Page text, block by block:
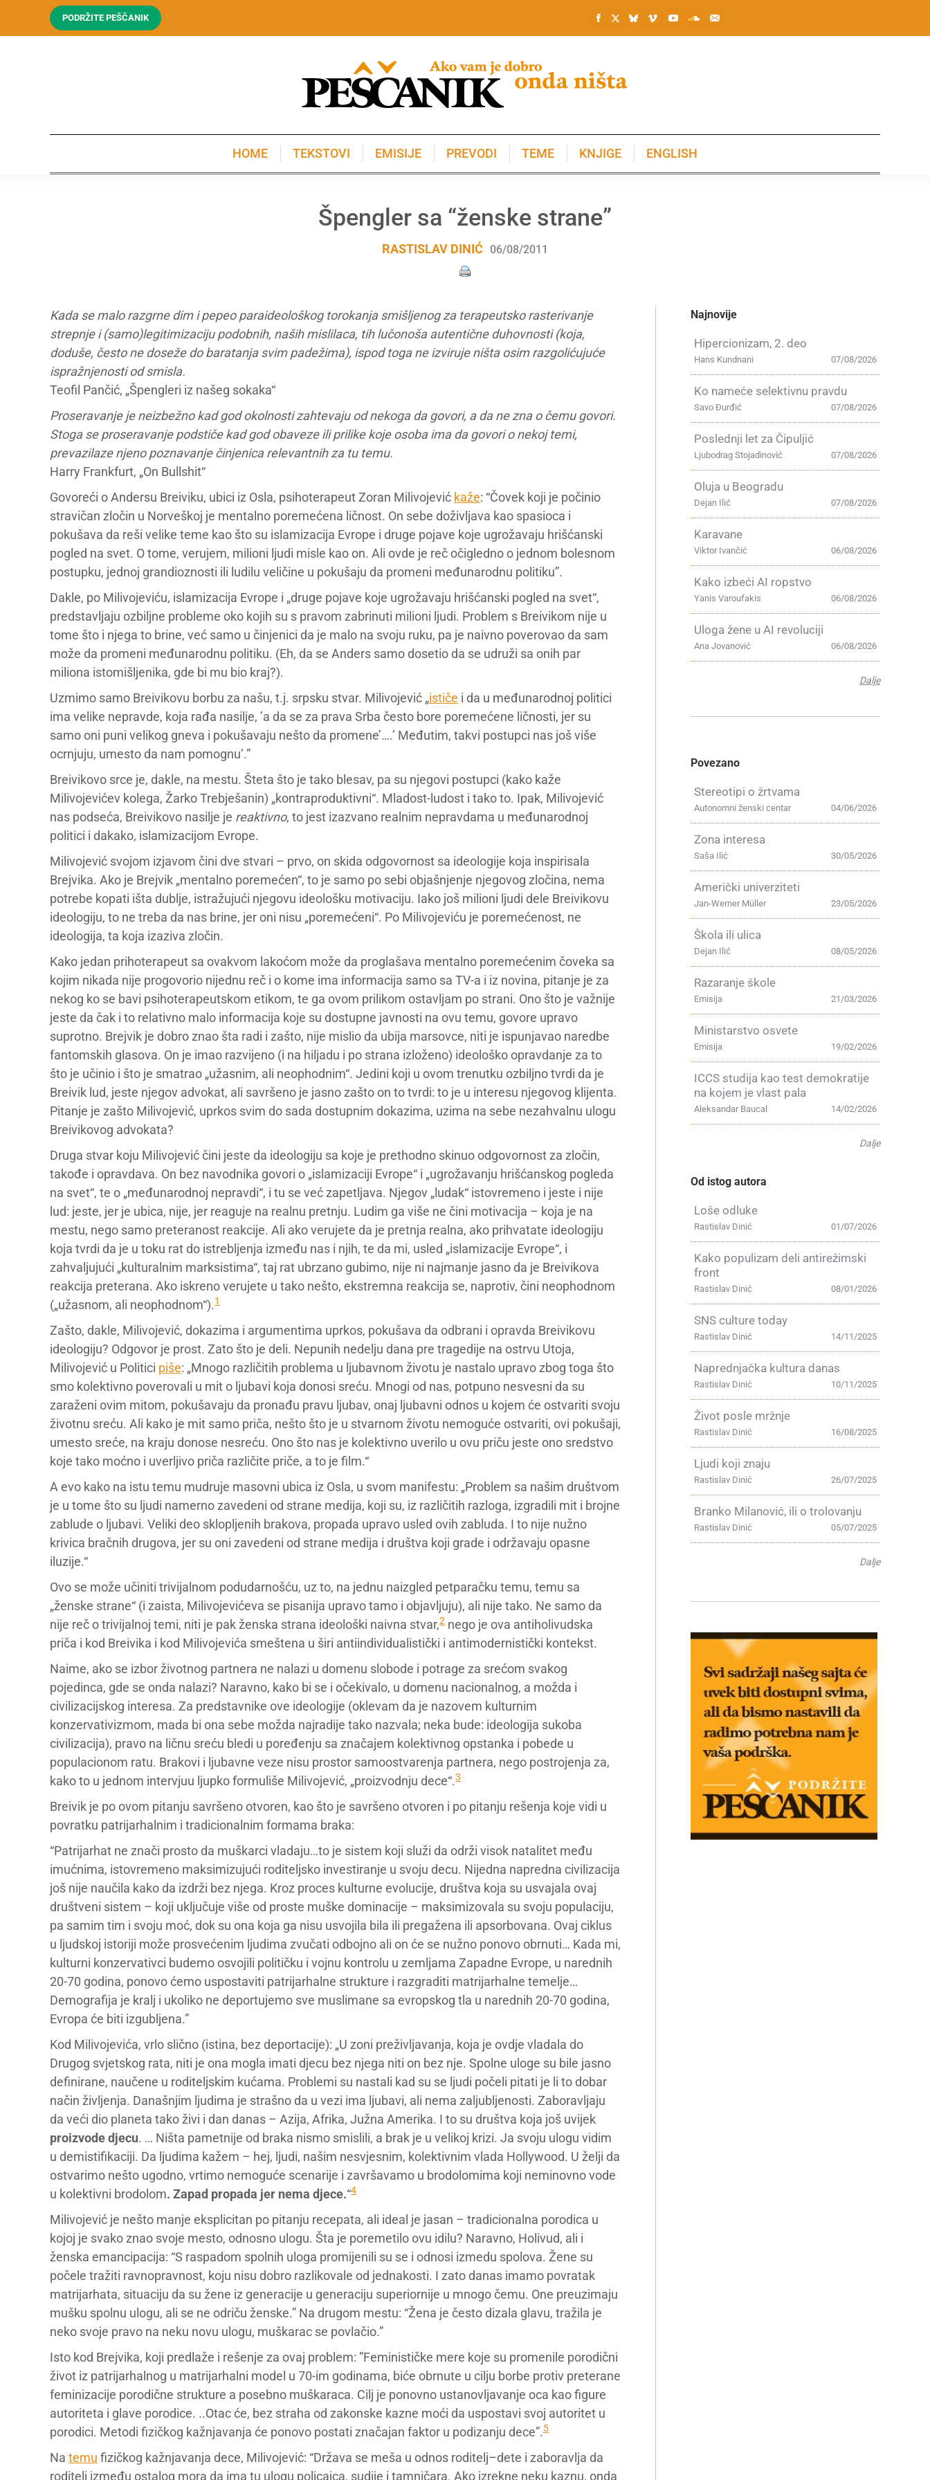
PODRŽITE PEŠČANIK
HOME TEKSTOVI EMISIJE PREVODI TEME KNJIGE ENGLISH
Špengler sa “ženske strane”
RASTISLAV DINIĆ 06/08/2011
Kada se malo razgrne dim i pepeo paraideološkog torokanja smišljenog za terapeutsko rasterivanje
strepnje i (samo)legitimizaciju podobnih, naših mislilaca, tih lučonoša autentične duhovnosti (koja,
doduše, često ne doseže do baratanja svim padežima), ispod toga ne izviruje ništa osim razgolićujuće
ispražnjenosti od smisla.
Teofil Pančić, „Špengleri iz našeg sokaka“
Proseravanje je neizbežno kad god okolnosti zahtevaju od nekoga da govori, a da ne zna o čemu govori.
Stoga se proseravanje podstiče kad god obaveze ili prilike koje osoba ima da govori o nekoj temi,
prevazilaze njeno poznavanje činjenica relevantnih za tu temu.
Harry Frankfurt, „On Bullshit“
Govoreći o Andersu Breiviku, ubici iz Osla, psihoterapeut Zoran Milivojević kaže: “Čovek koji je počinio
stravičan zločin u Norveškoj je mentalno poremećena ličnost. On sebe doživljava kao spasioca i
pokušava da reši velike teme kao što su islamizacija Evrope i druge pojave koje ugrožavaju hrišćanski
pogled na svet. O tome, verujem, milioni ljudi misle kao on. Ali ovde je reč očigledno o jednom bolesnom
postupku, jednoj grandioznosti ili ludilu veličine u pokušaju da promeni međunarodnu politiku”.
Dakle, po Milivojeviću, islamizacija Evrope i „druge pojave koje ugrožavaju hrišćanski pogled na svet“,
predstavljaju ozbiljne probleme oko kojih su s pravom zabrinuti milioni ljudi. Problem s Breivikom nije u
tome što i njega to brine, već samo u činjenici da je malo na svoju ruku, pa je naivno poverovao da sam
može da promeni međunarodnu politiku. (Eh, da se Anders samo dosetio da se udruži sa onih par
miliona istomišljenika, gde bi mu bio kraj?).
Uzmimo samo Breivikovu borbu za našu, t.j. srpsku stvar. Milivojević „ističe i da u međunarodnoj politici
ima velike nepravde, koja rađa nasilje, ’a da se za prava Srba često bore poremećene ličnosti, jer su
samo oni puni velikog gneva i pokušavaju nešto da promene’….’ Međutim, takvi postupci nas još više
ocrnjuju, umesto da nam pomognu’.”
Breivikovo srce je, dakle, na mestu. Šteta što je tako blesav, pa su njegovi postupci (kako kaže
Milivojevićev kolega, Žarko Trebješanin) „kontraproduktivni“. Mladost-ludost i tako to. Ipak, Milivojević
nas podseća, Breivikovo nasilje je reaktivno, to jest izazvano realnim nepravdama u međunarodnoj
politici i dakako, islamizacijom Evrope.
Milivojević svojom izjavom čini dve stvari – prvo, on skida odgovornost sa ideologije koja inspirisala
Brejvika. Ako je Brejvik „mentalno poremećen“, to je samo po sebi objašnjenje njegovog zločina, nema
potrebe kopati išta dublje, istražujući njegovu ideološku motivaciju. Iako još milioni ljudi dele Breivikovu
ideologiju, to ne treba da nas brine, jer oni nisu „poremećeni“. Po Milivojeviću je poremećenost, ne
ideologija, ta koja izaziva zločin.
Kako jedan prihoterapeut sa ovakvom lakoćom može da proglašava mentalno poremećenim čoveka sa
kojim nikada nije progovorio nijednu reč i o kome ima informacija samo sa TV-a i iz novina, pitanje je za
nekog ko se bavi psihoterapeutskom etikom, te ga ovom prilikom ostavljam po strani. Ono što je važnije
jeste da čak i to relativno malo informacija koje su dostupne javnosti na ovu temu, govore upravo
suprotno. Brejvik je dobro znao šta radi i zašto, nije mislio da ubija marsovce, niti je ispunjavao naredbe
fantomskih glasova. On je imao razvijeno (i na hiljadu i po strana izloženo) ideološko opravdanje za to
što je učinio i što je smatrao „užasnim, ali neophodnim“. Jedini koji u ovom trenutku ozbiljno tvrdi da je
Breivik lud, jeste njegov advokat, ali savršeno je jasno zašto on to tvrdi: to je u interesu njegovog klijenta.
Pitanje je zašto Milivojević, uprkos svim do sada dostupnim dokazima, uzima na sebe nezahvalnu ulogu
Breivikovog advokata?
Druga stvar koju Milivojević čini jeste da ideologiju sa koje je prethodno skinuo odgovornost za zločin,
takođe i opravdava. On bez navodnika govori o „islamizaciji Evrope“ i „ugrožavanju hrišćanskog pogleda
na svet“, te o „međunarodnoj nepravdi“, i tu se već zapetljava. Njegov „ludak“ istovremeno i jeste i nije
lud: jeste, jer je ubica, nije, jer reaguje na realnu pretnju. Ludim ga više ne čini motivacija – koja je na
mestu, nego samo preteranost reakcije. Ali ako verujete da je pretnja realna, ako prihvatate ideologiju
koja tvrdi da je u toku rat do istrebljenja između nas i njih, te da mi, usled „islamizacije Evrope“, i
zahvaljujući „kulturalnim marksistima“, taj rat ubrzano gubimo, nije ni najmanje jasno da je Breivikova
reakcija preterana. Ako iskreno verujete u tako nešto, ekstremna reakcija se, naprotiv, čini neophodnom
(„užasnom, ali neophodnom“).1
Zašto, dakle, Milivojević, dokazima i argumentima uprkos, pokušava da odbrani i opravda Breivikovu
ideologiju? Odgovor je prost. Zato što je deli. Nepunih nedelju dana pre tragedije na ostrvu Utoja,
Milivojević u Politici piše: „Mnogo različitih problema u ljubavnom životu je nastalo upravo zbog toga što
smo kolektivno poverovali u mit o ljubavi koja donosi sreću. Mnogi od nas, potpuno nesvesni da su
zaraženi ovim mitom, pokušavaju da pronađu pravu ljubav, onaj ljubavni odnos u kojem će ostvariti svoju
životnu sreću. Ali kako je mit samo priča, nešto što je u stvarnom životu nemoguće ostvariti, ovi pokušaji,
umesto sreće, na kraju donose nesreću. Ono što nas je kolektivno uverilo u ovu priču jeste ono sredstvo
koje tako moćno i uverljivo priča različite priče, a to je film.“
A evo kako na istu temu mudruje masovni ubica iz Osla, u svom manifestu: „Problem sa našim društvom
je u tome što su ljudi namerno zavedeni od strane medija, koji su, iz različitih razloga, izgradili mit i brojne
zablude o ljubavi. Veliki deo sklopljenih brakova, propada upravo usled ovih zabluda. I to nije nužno
krivica bračnih drugova, jer su oni zavedeni od strane medija i društva koji grade i održavaju opasne
iluzije.“
Ovo se može učiniti trivijalnom podudarnošću, uz to, na jednu naizgled petparačku temu, temu sa
„ženske strane“ (i zaista, Milivojevićeva se pisanija upravo tamo i objavljuju), ali nije tako. Ne samo da
nije reč o trivijalnoj temi, niti je pak ženska strana ideološki naivna stvar,2 nego je ova antiholivudska
priča i kod Breivika i kod Milivojevića smeštena u širi antiindividualistički i antimodernistički kontekst.
Naime, ako se izbor životnog partnera ne nalazi u domenu slobode i potrage za srećom svakog
pojedinca, gde se onda nalazi? Naravno, kako bi se i očekivalo, u domenu nacionalnog, a možda i
civilizacijskog interesa. Za predstavnike ove ideologije (oklevam da je nazovem kulturnim
konzervativizmom, mada bi ona sebe možda najradije tako nazvala; neka bude: ideologija sukoba
civilizacija), pravo na ličnu sreću bledi u poređenju sa značajem kolektivnog opstanka i pobede u
populacionom ratu. Brakovi i ljubavne veze nisu prostor samoostvarenja partnera, nego postrojenja za,
kako to u jednom intervjuu ljupko formuliše Milivojević, „proizvodnju dece“.3
Breivik je po ovom pitanju savršeno otvoren, kao što je savršeno otvoren i po pitanju rešenja koje vidi u
povratku patrijarhalnim i tradicionalnim formama braka:
“Patrijarhat ne znači prosto da muškarci vladaju…to je sistem koji služi da održi visok natalitet među
imućnima, istovremeno maksimizujući roditeljsko investiranje u svoju decu. Nijedna napredna civilizacija
još nije naučila kako da izdrži bez njega. Kroz proces kulturne evolucije, društva koja su usvajala ovaj
društveni sistem – koji uključuje više od proste muške dominacije – maksimizovala su svoju populaciju,
pa samim tim i svoju moć, dok su ona koja ga nisu usvojila bila ili pregažena ili apsorbovana. Ovaj ciklus
u ljudskoj istoriji može prosvećenim ljudima zvučati odbojno ali on će se nužno ponovo obrnuti… Kada mi,
kulturni konzervativci budemo osvojili političku i vojnu kontrolu u zemljama Zapadne Evrope, u narednih
20-70 godina, ponovo ćemo uspostaviti patrijarhalne strukture i razgraditi matrijarhalne temelje…
Demografija je kralj i ukoliko ne deportujemo sve muslimane sa evropskog tla u narednih 20-70 godina,
Evropa će biti izgubljena.”
Kod Milivojevića, vrlo slično (istina, bez deportacije): „U zoni preživljavanja, koja je ovdje vladala do
Drugog svjetskog rata, niti je ona mogla imati djecu bez njega niti on bez nje. Spolne uloge su bile jasno
definirane, naučene u roditeljskim kućama. Problemi su nastali kad su se ljudi počeli pitati je li to dobar
način življenja. Današnjim ljudima je strašno da u vezi ima ljubavi, ali nema zaljubljenosti. Zaboravljaju
da veći dio planeta tako živi i dan danas – Azija, Afrika, Južna Amerika. I to su društva koja još uvijek
proizvode djecu. … Ništa pametnije od braka nismo smislili, a brak je u velikoj krizi. Ja svoju ulogu vidim
u demistifikaciji. Da ljudima kažem – hej, ljudi, našim nesvjesnim, kolektivnim vlada Hollywood. U želji da
ostvarimo nešto ugodno, vrtimo nemoguće scenarije i završavamo u brodolomima koji neminovno vode
u kolektivni brodolom. Zapad propada jer nema djece.“4
Milivojević je nešto manje eksplicitan po pitanju recepata, ali ideal je jasan – tradicionalna porodica u
kojoj je svako znao svoje mesto, odnosno ulogu. Šta je poremetilo ovu idilu? Naravno, Holivud, ali i
ženska emancipacija: “S raspadom spolnih uloga promijenili su se i odnosi izmedu spolova. Žene su
počele tražiti ravnopravnost, koju nisu dobro razlikovale od jednakosti. I zato danas imamo povratak
matrijarhata, situaciju da su žene iz generacije u generaciju superiornije u mnogo čemu. One preuzimaju
mušku spolnu ulogu, ali se ne odriču ženske.” Na drugom mestu: “Žena je često dizala glavu, tražila je
neko svoje pravo na neku novu ulogu, muškarac se povlačio.”
Isto kod Brejvika, koji predlaže i rešenje za ovaj problem: ”Feminističke mere koje su promenile porodični
život iz patrijarhalnog u matrijarhalni model u 70-im godinama, biće obrnute u cilju borbe protiv preterane
feminizacije porodične strukture a posebno muškaraca. Cilj je ponovno ustanovljavanje oca kao figure
autoriteta i glave porodice. ..Otac će, bez straha od zakonske kazne moći da uspostavi svoj autoritet u
porodici. Metodi fizičkog kažnjavanja će ponovo postati značajan faktor u podizanju dece”.5
Na temu fizičkog kažnjavanja dece, Milivojević: “Država se meša u odnos roditelj–dete i zaboravlja da
roditelj između ostalog mora da ima tu ulogu policajca, sudije i tamničara. Ako izrekne neku kaznu, onda
Najnovije
Hipercionizam, 2. deo
07/08/2026
Hans Kundnani
Ko nameće selektivnu pravdu
07/08/2026
Savo Đurđić
Poslednji let za Čipuljić
07/08/2026
Ljubodrag Stojadinović
Oluja u Beogradu
07/08/2026
Dejan Ilić
Karavane
06/08/2026
Viktor Ivančić
Kako izbeći AI ropstvo
06/08/2026
Yanis Varoufakis
Uloga žene u AI revoluciji
06/08/2026
Ana Jovanović
Dalje
Povezano
Stereotipi o žrtvama
04/06/2026
Autonomni ženski centar
Zona interesa
30/05/2026
Saša Ilić
Američki univerziteti
23/05/2026
Jan-Werner Müller
Škola ili ulica
08/05/2026
Dejan Ilić
Razaranje škole
21/03/2026
Emisija
Ministarstvo osvete
19/02/2026
Emisija
ICCS studija kao test demokratije
na kojem je vlast pala
14/02/2026
Aleksandar Baucal
Dalje
Od istog autora
Loše odluke
01/07/2026
Rastislav Dinić
Kako populizam deli antirežimski
front
08/01/2026
Rastislav Dinić
SNS culture today
14/11/2025
Rastislav Dinić
Naprednjačka kultura danas
10/11/2025
Rastislav Dinić
Život posle mržnje
16/08/2025
Rastislav Dinić
Ljudi koji znaju
26/07/2025
Rastislav Dinić
Branko Milanović, ili o trolovanju
05/07/2025
Rastislav Dinić
Dalje
KNJIGE ENGLISH